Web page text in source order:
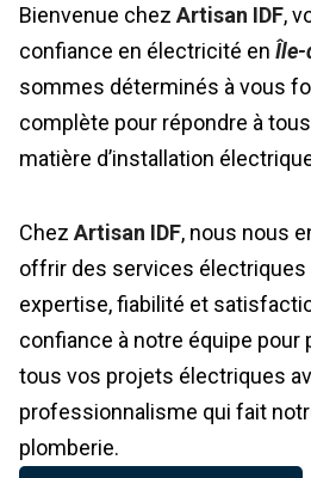
Bienvenue chez Artisan IDF,
confiance en électricité en Île-
sommes déterminés à vous
complète pour répondre à
matière d’installation
Chez Artisan IDF, nous nous
offrir des services électriques
expertise, fiabilité et
confiance à notre équipe pour
tous vos projets électriques
professionnalisme qui fait
plomberie.